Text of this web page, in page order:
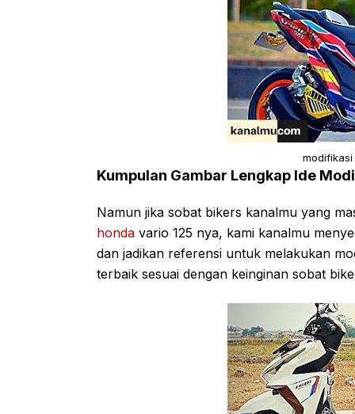
Kumpulan Gambar Lengkap Ide
Namun jika sobat bikers kanalmu yang
honda vario 125 nya, kami kanalmu
dan jadikan referensi untuk melakukan
terbaik sesuai dengan keinginan sobat